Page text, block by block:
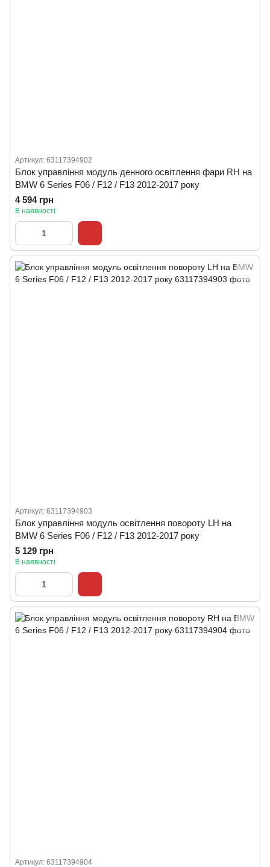
Артикул: 63117394902
Блок управління модуль денного освітлення фари RH на
BMW 6 Series F06 / F12 / F13 2012-2017 року
4 594 грн
В наявності
Артикул: 63117394903
Блок управління модуль освітлення повороту LH на
BMW 6 Series F06 / F12 / F13 2012-2017 року
5 129 грн
В наявності
Артикул: 63117394904